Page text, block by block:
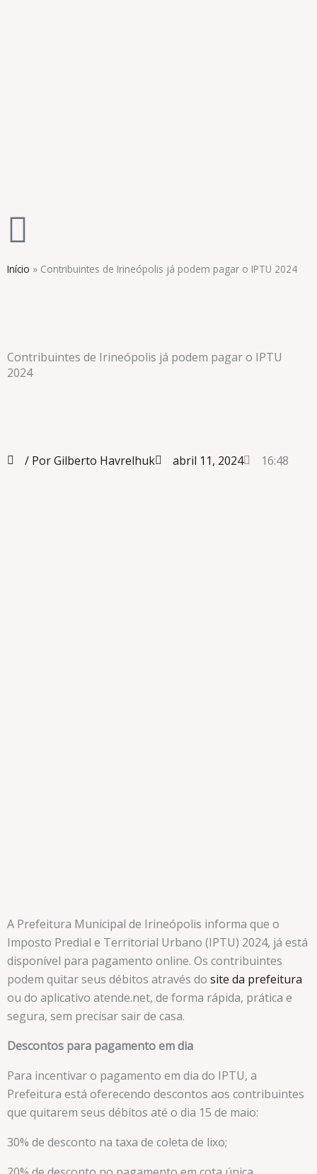
Início » Contribuintes de Irineópolis já podem pagar o IPTU 2024
Contribuintes de Irineópolis já podem pagar o IPTU
2024
/ Por Gilberto Havrelhuk abril 11, 2024 16:48
A Prefeitura Municipal de Irineópolis informa que o
Imposto Predial e Territorial Urbano (IPTU) 2024, já está
disponível para pagamento online. Os contribuintes
podem quitar seus débitos através do site da prefeitura
ou do aplicativo atende.net, de forma rápida, prática e
segura, sem precisar sair de casa.
Descontos para pagamento em dia
Para incentivar o pagamento em dia do IPTU, a
Prefeitura está oferecendo descontos aos contribuintes
que quitarem seus débitos até o dia 15 de maio:
30% de desconto na taxa de coleta de lixo;